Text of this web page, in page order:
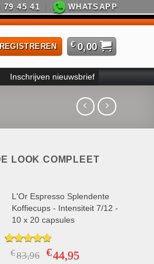
79 45 41 WHATSAPP
€ 0,00
Inschrijven nieuwsbrief
LOOK COMPLEET
L'Or Espresso Splendente
Koffiecups - Intensiteit 7/12 -
10 x 20 capsules
Gewaardeerd
4.80op 5
€83,96Oorspronkelijke
€44,95Huidige